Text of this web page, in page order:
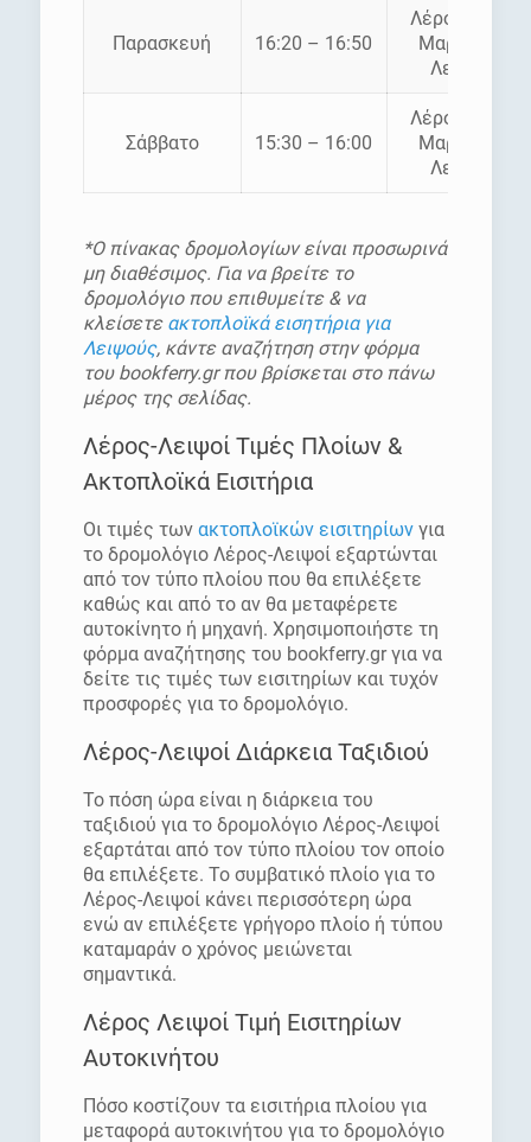
Παρασκευή 16:20 – 16:50
Λέρος Αγία
Μαρίνα –
Λειψοί
Σάββατο 15:30 – 16:00
Λέρος Αγία
Μαρίνα –
Λειψοί
*Ο πίνακας δρομολογίων είναι προσωρινά
μη διαθέσιμος. Για να βρείτε το
δρομολόγιο που επιθυμείτε & να
κλείσετε ακτοπλοϊκά εισητήρια για
Λειψούς, κάντε αναζήτηση στην φόρμα
του bookferry.gr που βρίσκεται στο πάνω
μέρος της σελίδας.
Λέρος-Λειψοί Τιμές Πλοίων &
Ακτοπλοϊκά Εισιτήρια
Οι τιμές των ακτοπλοϊκών εισιτηρίωνγια
το δρομολόγιο Λέρος-Λειψοί εξαρτώνται
από τον τύπο πλοίου που θα επιλέξετε
καθώς και από το αν θα μεταφέρετε
αυτοκίνητο ή μηχανή. Χρησιμοποιήστε τη
φόρμα αναζήτησης του bookferry.gr για να
δείτε τις τιμές των εισιτηρίων και τυχόν
προσφορές για το δρομολόγιο.
Λέρος-Λειψοί Διάρκεια Ταξιδιού
Το πόση ώρα είναι η διάρκεια του
ταξιδιού για το δρομολόγιο Λέρος-Λειψοί
εξαρτάται από τον τύπο πλοίου τον οποίο
θα επιλέξετε. Το συμβατικό πλοίο για το
Λέρος-Λειψοί κάνει περισσότερη ώρα
ενώ αν επιλέξετε γρήγορο πλοίο ή τύπου
καταμαράν ο χρόνος μειώνεται
σημαντικά.
Λέρος Λειψοί Τιμή Εισιτηρίων
Αυτοκινήτου
Πόσο κοστίζουν τα εισιτήρια πλοίου για
μεταφορά αυτοκινήτου για το δρομολόγιο